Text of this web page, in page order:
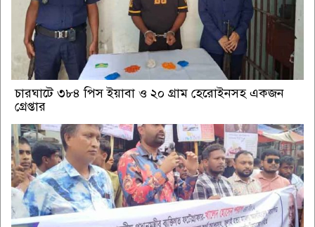
চারঘাটে ৩৮৪ পিস ইয়াবা ও ২০ গ্রাম হেরোইনসহ একজন
গ্রেপ্তার